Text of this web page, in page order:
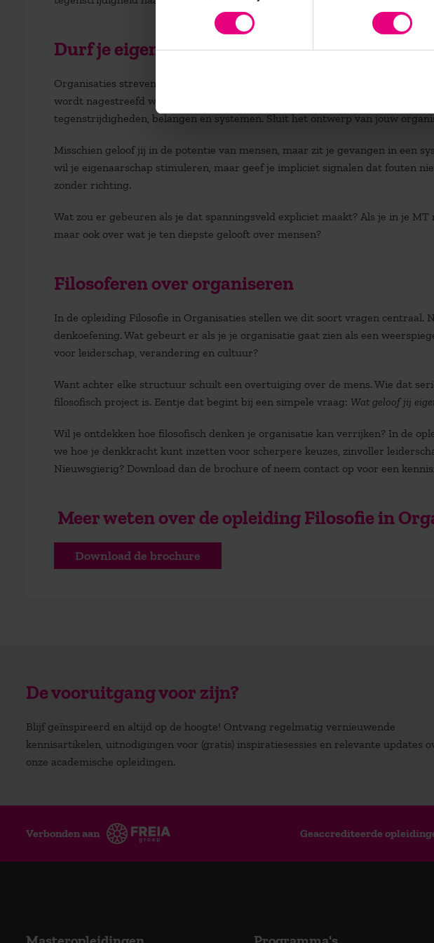
Durf je eigen mensbeeld te bevragen
Organisaties streven altijd bepaalde doelen na. Belangrijk is om te kijken wie
wordt nagestreefd wel past bij het mensbeeld dat je aanhangt. Organiseren
tegenstrijdigheden, belangen en systemen. Sluit het ontwerp van jouw
Misschien geloof jij in de potentie van mensen, maar zit je gevangen in een
wil je eigenaarschap stimuleren, maar geef je impliciet signalen dat fouten
zonder richting.
Wat zou er gebeuren als je dat spanningsveld expliciet maakt? Als je in je
maar ook over wat je ten diepste gelooft over mensen?
Filosoferen over organiseren
In de opleiding Filosofie in Organisaties stellen we dit soort vragen centraal.
denkoefening. Wat gebeurt er als je je organisatie gaat zien als een
voor leiderschap, verandering en cultuur?
Want achter elke structuur schuilt een overtuiging over de mens. Wie dat
filosofisch project is. Eentje dat begint bij een simpele vraag: Wat geloof jij
Wil je ontdekken hoe filosofisch denken je organisatie kan verrijken? In de
we hoe je denkkracht kunt inzetten voor scherpere keuzes, zinvoller
Nieuwsgierig? Download dan de brochure of neem contact op voor een
Meer weten over de opleiding Filosofie in
Download de brochure
De vooruitgang voor zijn?
Blijf geïnspireerd en altijd op de hoogte! Ontvang regelmatig vernieuwende
kennisartikelen, uitnodigingen voor (gratis) inspiratiesessies en relevante updates
onze academische opleidingen.
Verbonden aan Geaccrediteerde